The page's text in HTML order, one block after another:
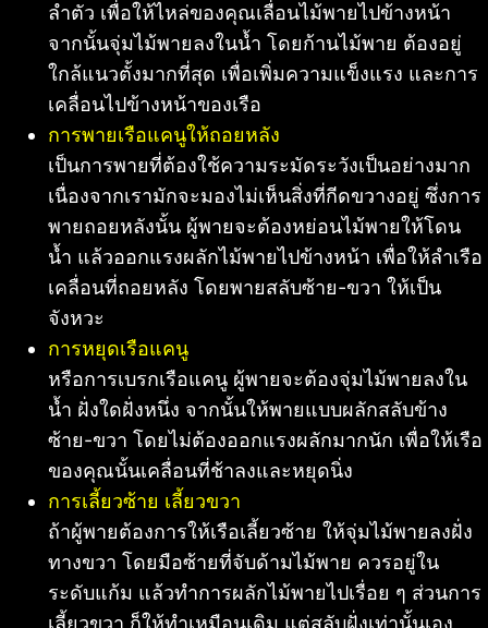
ลำตัว เพื่อให้ไหล่ของคุณเลื่อนไม้พายไปข้างหน้า
จากนั้นจุ่มไม้พายลงในน้ำ โดยก้านไม้พาย ต้องอยู่
ใกล้แนวตั้งมากที่สุด เพื่อเพิ่มความแข็งแรง และการ
เคลื่อนไปข้างหน้าของเรือ
การพายเรือแคนูให้ถอยหลัง
เป็นการพายที่ต้องใช้ความระมัดระวังเป็นอย่างมาก
เนื่องจากเรามักจะมองไม่เห็นสิ่งที่กีดขวางอยู่ ซึ่งการ
พายถอยหลังนั้น ผู้พายจะต้องหย่อนไม้พายให้โดน
น้ำ แล้วออกแรงผลักไม้พายไปข้างหน้า เพื่อให้ลำเรือ
เคลื่อนที่ถอยหลัง โดยพายสลับซ้าย-ขวา ให้เป็น
จังหวะ
การหยุดเรือแคนู
หรือการเบรกเรือแคนู ผู้พายจะต้องจุ่มไม้พายลงใน
น้ำ ฝั่งใดฝั่งหนึ่ง จากนั้นให้พายแบบผลักสลับข้าง
ซ้าย-ขวา โดยไม่ต้องออกแรงผลักมากนัก เพื่อให้เรือ
ของคุณนั้นเคลื่อนที่ช้าลงและหยุดนิ่ง
การเลี้ยวซ้าย เลี้ยวขวา
ถ้าผู้พายต้องการให้เรือเลี้ยวซ้าย ให้จุ่มไม้พายลงฝั่ง
ทางขวา โดยมือซ้ายที่จับด้ามไม้พาย ควรอยู่ใน
ระดับแก้ม แล้วทำการผลักไม้พายไปเรื่อย ๆ ส่วนการ